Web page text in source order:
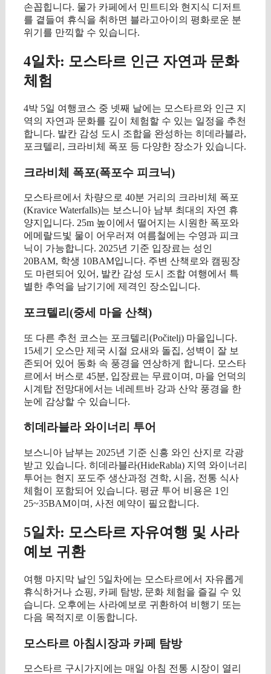
손꼽힙니다. 물가 카페에서 민트티와 현지식 디저트
를 곁들여 휴식을 취하면 블라고아이의 평화로운 분
위기를 만끽할 수 있습니다.
4일차: 모스타르 인근 자연과 문화
체험
4박 5일 여행코스 중 넷째 날에는 모스타르와 인근 지
역의 자연과 문화를 깊이 체험할 수 있는 일정을 추천
합니다. 발칸 감성 도시 조합을 완성하는 히데라블라,
포크텔리, 크라비체 폭포 등 다양한 장소가 있습니다.
크라비체 폭포(폭포수 피크닉)
모스타르에서 차량으로 40분 거리의 크라비체 폭포
(Kravice Waterfalls)는 보스니아 남부 최대의 자연 휴
양지입니다. 25m 높이에서 떨어지는 시원한 폭포와
에메랄드빛 물이 어우러져 여름철에는 수영과 피크
닉이 가능합니다. 2025년 기준 입장료는 성인
20BAM, 학생 10BAM입니다. 주변 산책로와 캠핑장
도 마련되어 있어, 발칸 감성 도시 조합 여행에서 특
별한 추억을 남기기에 제격인 장소입니다.
포크텔리(중세 마을 산책)
또 다른 추천 코스는 포크텔리(Počitelj) 마을입니다.
15세기 오스만 제국 시절 요새와 돌집, 성벽이 잘 보
존되어 있어 동화 속 풍경을 연상하게 합니다. 모스타
르에서 버스로 45분, 입장료는 무료이며, 마을 언덕의
시계탑 전망대에서는 네레트바 강과 산악 풍경을 한
눈에 감상할 수 있습니다.
히데라블라 와이너리 투어
보스니아 남부는 2025년 기준 신흥 와인 산지로 각광
받고 있습니다. 히데라블라(HideRabla) 지역 와이너리
투어는 현지 포도주 생산과정 견학, 시음, 전통 식사
체험이 포함되어 있습니다. 평균 투어 비용은 1인
25~35BAM이며, 사전 예약이 필요합니다.
5일차: 모스타르 자유여행 및 사라
예보 귀환
여행 마지막 날인 5일차에는 모스타르에서 자유롭게
휴식하거나 쇼핑, 카페 탐방, 문화 체험을 즐길 수 있
습니다. 오후에는 사라예보로 귀환하여 비행기 또는
다음 목적지로 이동합니다.
모스타르 아침시장과 카페 탐방
모스타르 구시가지에는 매일 아침 전통 시장이 열리